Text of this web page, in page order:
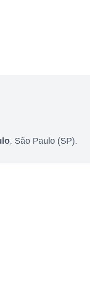
, São Paulo (SP).